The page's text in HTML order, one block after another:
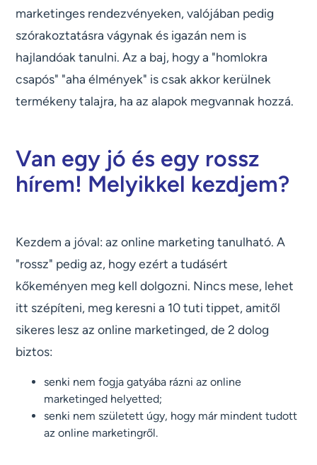
marketinges rendezvényeken, valójában pedig
szórakoztatásra vágynak és igazán nem is
hajlandóak tanulni. Az a baj, hogy a "homlokra
csapós" "aha élmények" is csak akkor kerülnek
termékeny talajra, ha az alapok megvannak hozzá.
Van egy jó és egy rossz
hírem! Melyikkel kezdjem?
Kezdem a jóval: az online marketing tanulható. A
"rossz" pedig az, hogy ezért a tudásért
kőkeményen meg kell dolgozni. Nincs mese, lehet
itt szépíteni, meg keresni a 10 tuti tippet, amitől
sikeres lesz az online marketinged, de 2 dolog
biztos:
senki nem fogja gatyába rázni az online
marketinged helyetted;
senki nem született úgy, hogy már mindent tudott
az online marketingről.